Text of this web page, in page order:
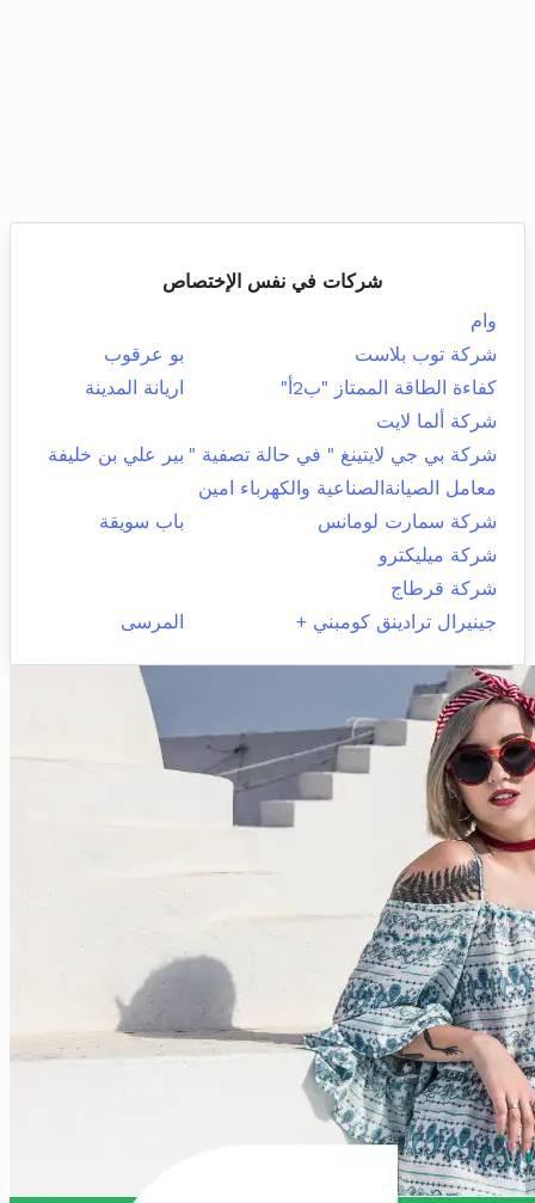
شركات في نفس الإختصاص
وام
شركة توب بلاست
بو عرقوب
كفاءة الطاقة الممتاز "ب2أ"
اريانة المدينة
شركة ألما لايت
شركة بي جي لايتينغ " في حالة تصفية " بير علي بن خليفة
معامل الصيانةالصناعية والكهرباء امين
شركة سمارت لومانس
باب سويقة
شركة ميليكترو
شركة قرطاج
جينيرال ترادينق كومبني +
المرسى